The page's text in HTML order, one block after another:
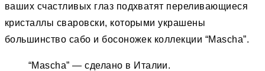
ваших счастливых глаз подхватят переливающиеся
кристаллы сваровски, которыми украшены
большинство сабо и босоножек коллекции “Mascha”.
“Mascha” — сделано в Италии.